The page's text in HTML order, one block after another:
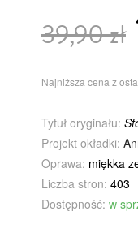
39,90 zł
Najniższa cena z
Tytuł oryginału:
Projekt okładki:
Oprawa: miękka
Liczba stron: 403
Dostępność: w